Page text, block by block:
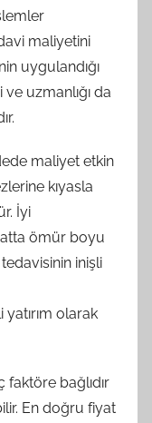
maliyetini
uygulandığı
uzmanlığı da
maliyet etkin
kıyasla
İyi
ömür boyu
inişli
olarak
bağlıdır
En doğru fiyat